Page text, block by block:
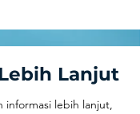
Lanjut
informasi lebih lanjut,